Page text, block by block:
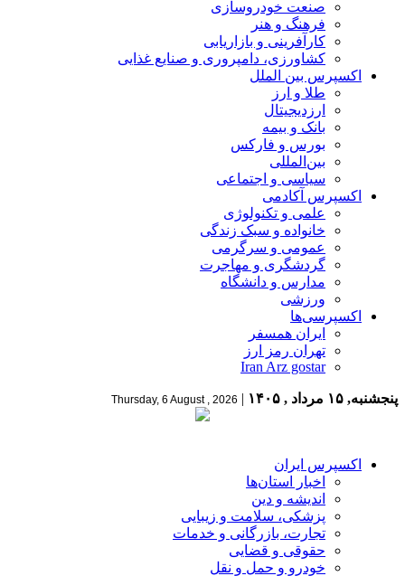
صنعت خودروسازی
فرهنگ و هنر
کارآفرینی و بازاریابی
کشاورزی، دامپروری و صنایع غذایی
اکسپرس بین الملل
طلا و ارز
ارزدیجیتال
بانک و بیمه
بورس و فارکس
بین‌المللی
سیاسی و اجتماعی
اکسپرس آکادمی
علمی و تکنولوژی
خانواده و سبک زندگی
عمومی و سرگرمی
گردشگری و مهاجرت
مدارس و دانشگاه
ورزشی
اکسپرسی‌ها
ایران همسفر
تهران رمز ارز
Iran Arz gostar
پنجشنبه, ۱۵ مرداد , ۱۴۰۵ |
Thursday, 6 August , 2026
اکسپرس ایران
اخبار استان‌ها
اندیشه و دین
پزشکی، سلامت و زیبایی
تجارت، بازرگانی و خدمات
حقوقی و قضایی
خودرو و حمل و نقل